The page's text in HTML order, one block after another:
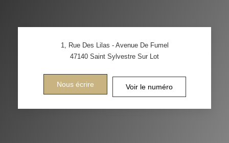
1, Rue Des Lilas - Avenue De Fumel
47140 Saint Sylvestre Sur Lot
Nous écrire Voir le numéro